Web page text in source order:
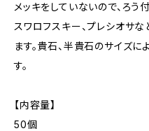
メッキをしていないので、ろう
スワロフスキー、プレシオサ
ます。貴石、半貴石のサイズ
す。
【内容量】
50個